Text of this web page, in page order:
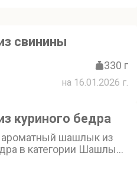
свинины
330 г
на 16.01.2026 г.
куриного бедра
ароматный шашлык из
в категории Шашлык